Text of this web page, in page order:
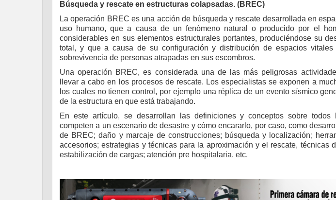
Búsqueda y rescate en estructuras colapsadas. (BREC)
La operación BREC es una acción de búsqueda y rescate desarrollada en
uso humano, que a causa de un fenómeno natural o producido por el
considerables en sus elementos estructurales portantes, produciéndose su
total, y que a causa de su configuración y distribución de espacios vitales
sobrevivencia de personas atrapadas en sus escombros.
Una operación BREC, es considerada una de las más peligrosas
llevar a cabo en los procesos de rescate. Los especialistas se exponen a
los cuales no tienen control, por ejemplo una réplica de un evento sísmico
de la estructura en que está trabajando.
En este artículo, se desarrollan las definiciones y conceptos sobre todos
competen a un escenario de desastre y cómo encararlo, por caso, como
de BREC; daño y marcaje de construcciones; búsqueda y localización;
accesorios; estrategias y técnicas para la aproximación y el rescate, técnicas
estabilización de cargas; atención pre hospitalaria, etc.